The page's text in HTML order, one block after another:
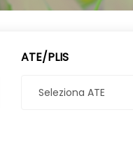
ATE/PLIS